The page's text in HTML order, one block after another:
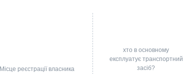
Місце реєстрації власника
хто в основному
експлуатує транспортний
засіб?